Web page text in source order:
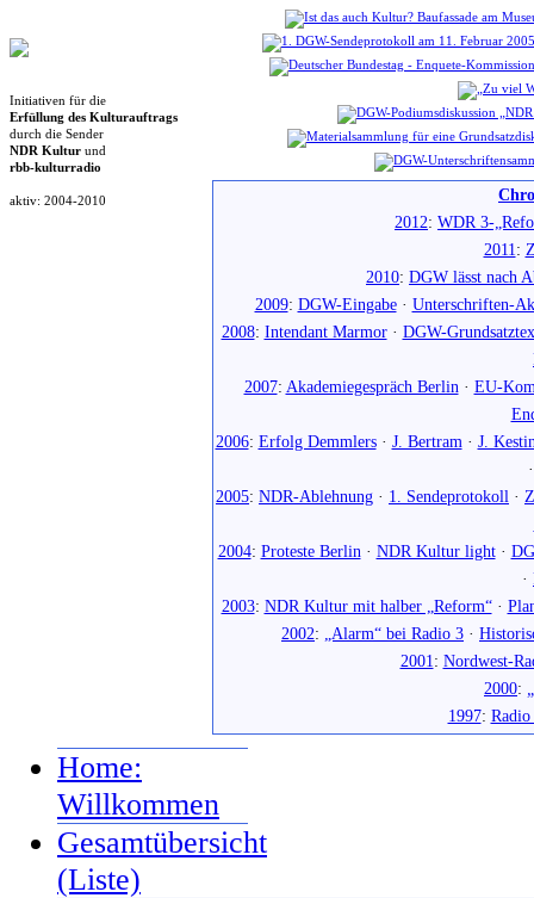
Initiativen für die
Erfüllung des Kulturauftrags
durch die Sender
NDR Kultur und
rbb-kulturradio
aktiv: 2004-2010
2012: WDR 3-
2011:
2010: DGW lässt nach
2009: DGW-Eingabe· Unterschriften-
2008: Intendant Marmor· DGW-
2007: Akademiegespräch Berlin · EU-
2006: Erfolg Demmlers· J. Bertram · J.
2005: NDR-Ablehnung · 1. Sendeprotokoll ·
2004: Proteste Berlin · NDR Kultur light·
·
2003: NDR Kultur mit halber „Reform“·
2002: „Alarm“ bei Radio 3 ·
2001: Nordwest-
2000:
1997:
Home:
Willkommen
Gesamtübersicht
(Liste)